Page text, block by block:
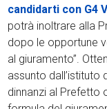
candidarti con G4
potrà inoltrare alla
dopo le opportune
al giuramento”.
assunto dall’istituto
dinnanzi al Prefetto